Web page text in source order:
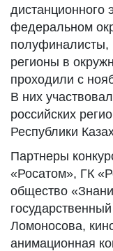
дистанционного
федеральном
полуфиналисты,
регионы в
проходили с
В них
российских
Республики
Партнеры
«Росатом», ГК
общество
Ломоносова,
анимационная